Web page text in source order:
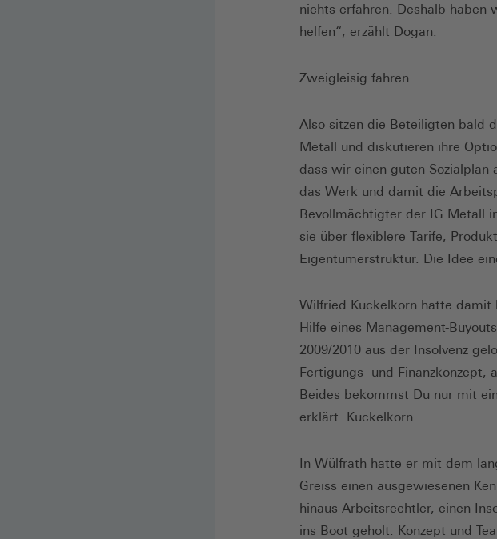
nichts erfahren. Deshalb haben
helfen“, erzählt Dogan.
Zweigleisig fahren
Also sitzen die Beteiligten bald
Metall und diskutieren ihre
dass wir einen guten
das Werk und damit die
Bevollmächtigter der IG Metall
sie über flexiblere Tarife,
Eigentümerstruktur. Die Idee
Wilfried Kuckelkorn hatte
Hilfe eines Management-
2009/2010 aus der Insolvenz
Fertigungs- und Finanzkonzept,
Beides bekommst Du nur mit
erklärt Kuckelkorn.
In Wülfrath hatte er mit dem
Greiss einen ausgewiesenen
hinaus Arbeitsrechtler, einen
ins Boot geholt. Konzept und